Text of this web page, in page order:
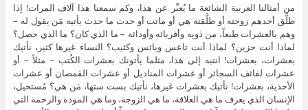
من أمثالنا العربية الشائعة ما يُعبِّر عن هذا، وكم سمعنا هذا آلاف المرات! إذا
طلَّق أحدهم زوجته أو طلَّقته هي أو ماتت أو حدث ما حدث يأتيه مَن يقول له –
وهم بالعشرات طبعاً، من ذويه وأقربائه وأودائه – ما الذي كان؟ ما الذي حصل؟
لماذا أنت حزين؟ لماذا أنت تاعس وبائس وكئيب؟ النساء غيرها كثير، نأتيك
بعشرات، بعشرات! انتبه إلى هذا، مثلما يأتونك بعشرات الكُتب – مثلاً – أو
عشرات لفائف السجائر أو عشرات المناديل أو عشرات القمصان أو عشرات
الأحذية، بعشرات! نأتيك بعشرات غيرها، نأتيك بست ستها، مَن هي؟ مُستحيل،
الإنسان الذي يعرف ما هي العلاقة، ما هي الزوجة، وما هي المودة والرحمة التي